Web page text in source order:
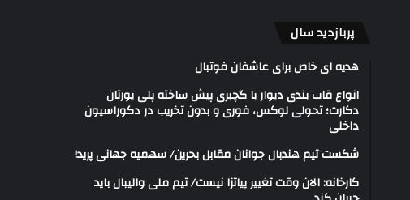
پربازدید سال
هدیه ای خاص برای عاشفان فوتبال
انواع قاب بندی دیوار با گچبری پیش ساخته پلی یورتان
دکارت؛ تحولی لوکس، فوری و بدون تخریب در دکوراسیون
داخلی
شکست تیم هندبال جوانان مقابل بحرین/ سهمیه جهانی پرید!
کارخانه: الان وقت تغییر پیاتزا نیست/ تیم ملی والیبال باید